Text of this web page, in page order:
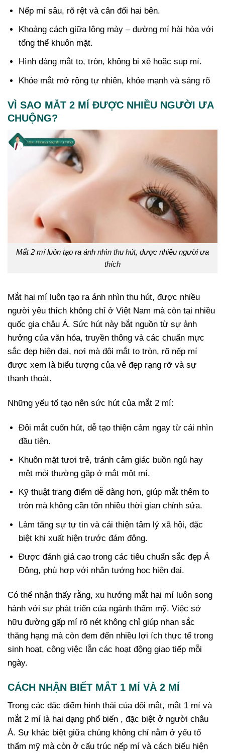
Nếp mí sâu, rõ rệt và cân đối hai bên.
Khoảng cách giữa lông mày – đường mí hài hòa với
tổng thể khuôn mặt.
Hình dáng mắt to, tròn, không bị xệ hoặc sụp mí.
Khóe mắt mở rộng tự nhiên, khỏe mạnh và sáng rõ
VÌ SAO MẮT 2 MÍ ĐƯỢC NHIỀU NGƯỜI ƯA
CHUỘNG?
Mắt 2 mí luôn tạo ra ánh nhìn thu hút, được nhiều người ưa
thích
Mắt hai mí luôn tạo ra ánh nhìn thu hút, được nhiều
người yêu thích không chỉ ở Việt Nam mà còn tại nhiều
quốc gia châu Á. Sức hút này bắt nguồn từ sự ảnh
hưởng của văn hóa, truyền thông và các chuẩn mực
sắc đẹp hiện đại, nơi mà đôi mắt to tròn, rõ nếp mí
được xem là biểu tượng của vẻ đẹp rạng rỡ và sự
thanh thoát.
Những yếu tố tạo nên sức hút của mắt 2 mí:
Đôi mắt cuốn hút, dễ tạo thiện cảm ngay từ cái nhìn
đầu tiên.
Khuôn mặt tươi trẻ, tránh cảm giác buồn ngủ hay
mệt mỏi thường gặp ở mắt một mí.
Kỹ thuật trang điểm dễ dàng hơn, giúp mắt thêm to
tròn mà không cần tốn nhiều thời gian chỉnh sửa.
Làm tăng sự tự tin và cải thiện tâm lý xã hội, đặc
biệt khi xuất hiện trước đám đông.
Được đánh giá cao trong các tiêu chuẩn sắc đẹp Á
Đông, phù hợp với nhân tướng học hiện đại.
Có thể nhận thấy rằng, xu hướng mắt hai mí luôn song
hành với sự phát triển của ngành thẩm mỹ. Việc sở
hữu đường gấp mí rõ nét không chỉ giúp nhan sắc
thăng hạng mà còn đem đến nhiều lợi ích thực tế trong
sinh hoạt, công việc lẫn các hoạt động giao tiếp mỗi
ngày.
CÁCH NHẬN BIẾT MẮT 1 MÍ VÀ 2 MÍ
Trong các đặc điểm hình thái của đôi mắt, mắt 1 mí và
mắt 2 mí là hai dạng phổ biến , đặc biệt ở người châu
Á. Sự khác biệt giữa chúng không chỉ nằm ở yếu tố
thẩm mỹ mà còn ở cấu trúc nếp mí và cách biểu hiện